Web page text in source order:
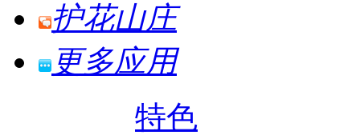
护花山庄
更多应用
特色